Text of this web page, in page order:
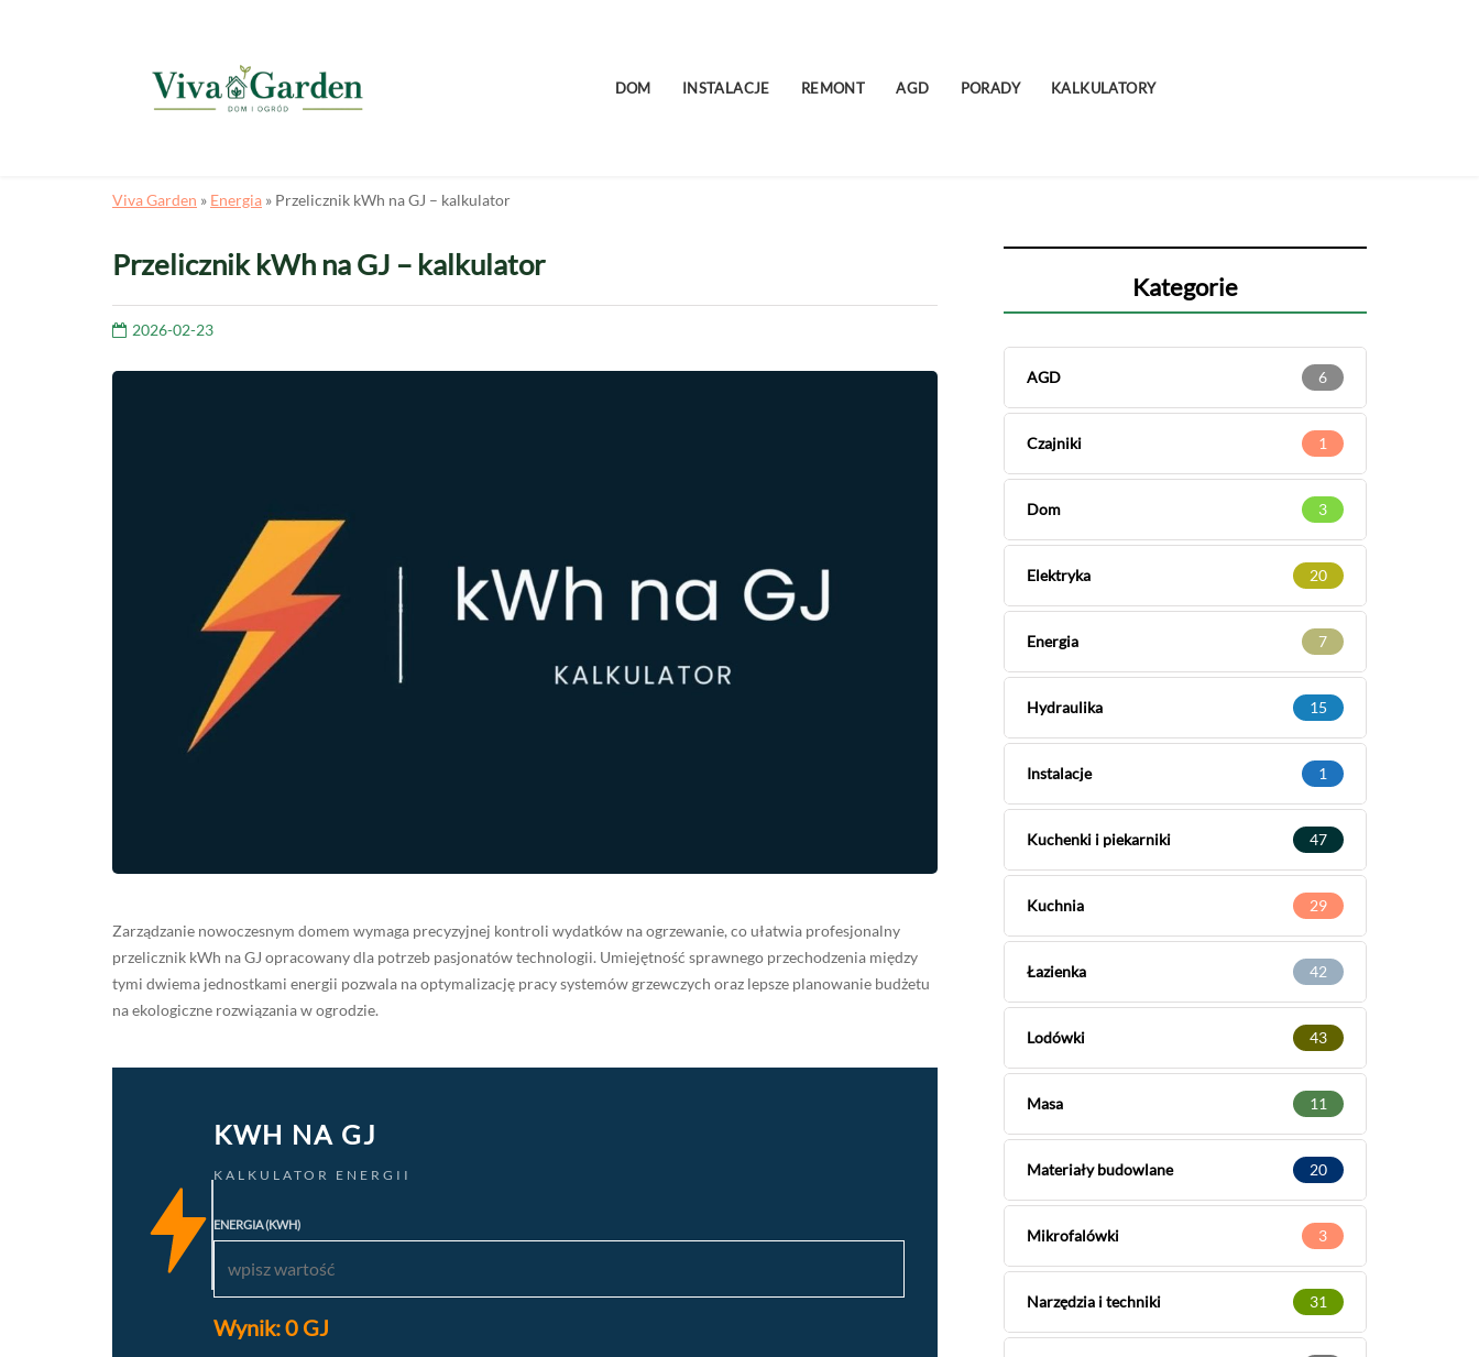
DOM INSTALACJE REMONT AGD PORADY KALKULATORY
Viva Garden » Energia » Przelicznik kWh na GJ – kalkulator
Przelicznik kWh na GJ – kalkulator
2026-02-23
Zarządzanie nowoczesnym domem wymaga precyzyjnej kontroli wydatków na ogrzewanie, co ułatwia profesjonalny
przelicznik kWh na GJ opracowany dla potrzeb pasjonatów technologii. Umiejętność sprawnego przechodzenia między
tymi dwiema jednostkami energii pozwala na optymalizację pracy systemów grzewczych oraz lepsze planowanie budżetu
na ekologiczne rozwiązania w ogrodzie.
KWH NA GJ
KALKULATOR ENERGII
ENERGIA (KWH)
Wynik:0 GJ
Kategorie
AGD 6
Czajniki 1
Dom 3
Elektryka 20
Energia 7
Hydraulika 15
Instalacje 1
Kuchenki i piekarniki 47
Kuchnia 29
Łazienka 42
Lodówki 43
Masa 11
Materiały budowlane 20
Mikrofalówki 3
Narzędzia i techniki 31